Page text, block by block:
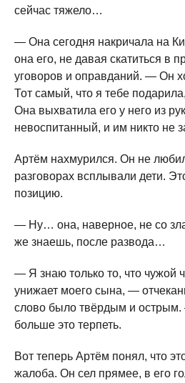
сейчас тяжело…
— Она сегодня накричала на
она его, не давая скатиться в
уговоров и оправданий. — Он
Тот самый, что я тебе
Она выхватила его у него из
невоспитанный, и им никто не
Артём нахмурился. Он не
разговорах всплывали дети.
позицию.
— Ну… она, наверное, не со
же знаешь, после развода…
— Я знаю только то, что чужой
унижает моего сына, —
слово было твёрдым и
больше это терпеть.
Вот теперь Артём понял, что
жалоба. Он сел прямее, в его